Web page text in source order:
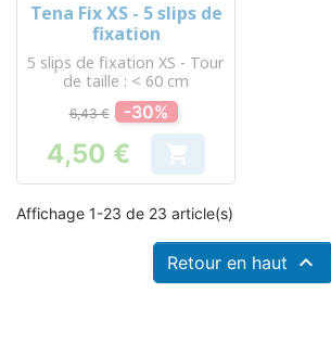
Tena Fix XS - 5 slips de
fixation
5 slips de fixation XS - Tour
de taille : < 60 cm
6,43 € -30%
Prix
4,50 € 
Affichage 1-23 de 23 article(s)
Retour en haut 